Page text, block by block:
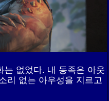
는 없었다. 내 동족은 아웃
리 없는 아우성을 지르고